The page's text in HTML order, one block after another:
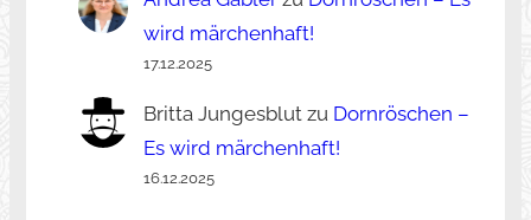
wird märchenhaft!
17.12.2025
Britta Jungesblutzu Dornröschen –
Es wird märchenhaft!
16.12.2025